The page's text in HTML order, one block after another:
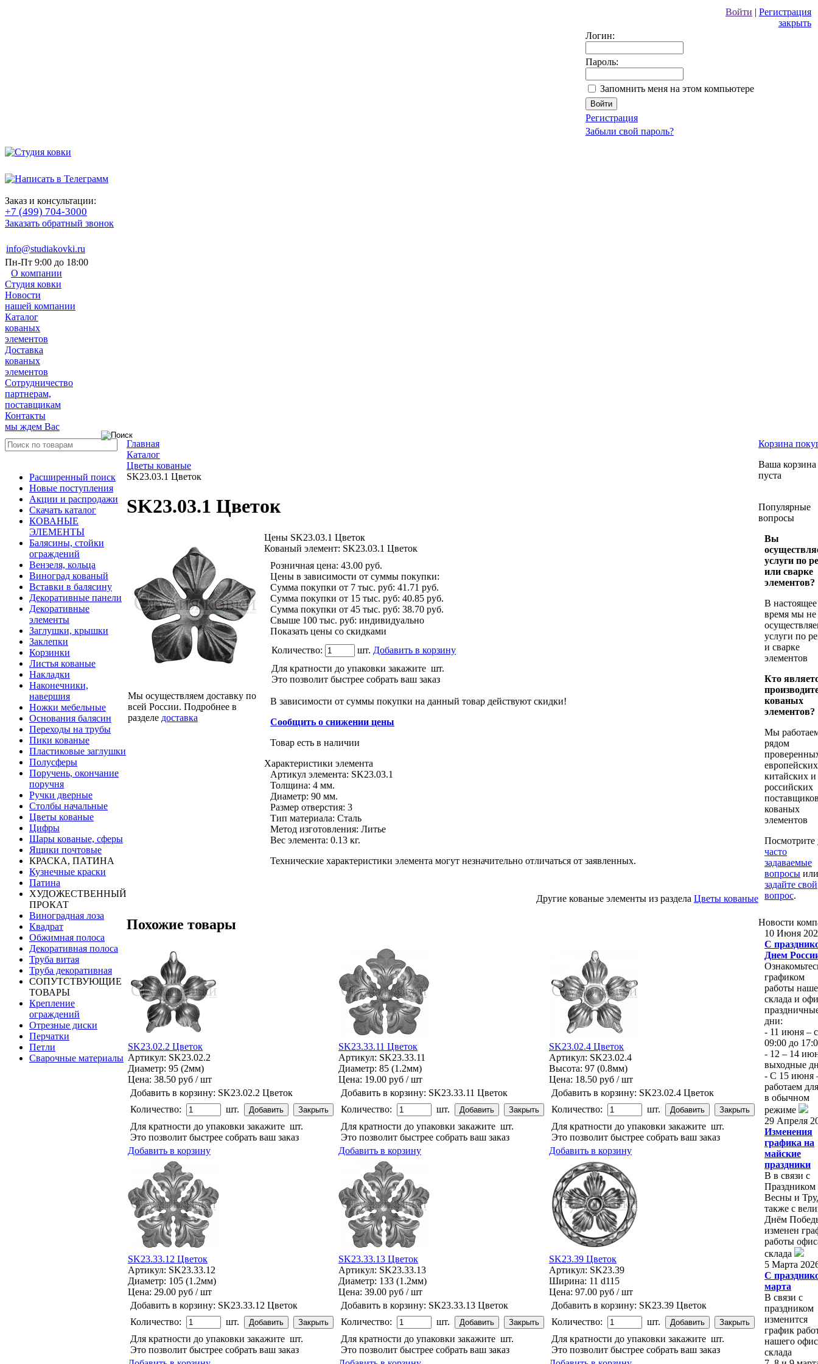
Войти | Регистрация
закрыть
Логин:
Пароль:
Запомнить меня на этом компьютере
Регистрация
Забыли свой пароль?
Заказ и консультации:
+7 (499) 704-3000
Заказать обратный звонок
info@studiakovki.ru
Пн-Пт 9:00 до 18:00
О компании
Студия ковки
Новости
нашей компании
Каталог
кованых
элементов
Доставка
кованых
элементов
Сотрудничество
партнерам,
поставщикам
Контакты
мы ждем Вас
Расширенный поиск
Новые поступления
Акции и распродажи
Скачать каталог
КОВАНЫЕ
ЭЛЕМЕНТЫ
Балясины, стойки
ограждений
Вензеля, кольца
Виноград кованый
Вставки в балясину
Декоративные панели
Декоративные
элементы
Заглушки, крышки
Заклепки
Корзинки
Листья кованые
Накладки
Наконечники,
навершия
Ножки мебельные
Основания балясин
Переходы на трубы
Пики кованые
Пластиковые заглушки
Полусферы
Поручень, окончание
поручня
Ручки дверные
Столбы начальные
Цветы кованые
Цифры
Шары кованые, сферы
Ящики почтовые
КРАСКА, ПАТИНА
Кузнечные краски
Патина
ХУДОЖЕСТВЕННЫЙ
ПРОКАТ
Виноградная лоза
Квадрат
Обжимная полоса
Декоративная полоса
Труба витая
Труба декоративная
СОПУТСТВУЮЩИЕ
ТОВАРЫ
Крепление
ограждений
Отрезные диски
Перчатки
Петли
Сварочные материалы
Главная
Каталог
Цветы кованые
SK23.03.1 Цветок
SK23.03.1 Цветок
Мы осуществляем доставку по
всей России. Подробнее в
разделе доставка
Цены SK23.03.1 Цветок
Кованый элемент: SK23.03.1 Цветок
Розничная цена: 43.00 руб.
Цены в зависимости от суммы покупки:
Сумма покупки от 7 тыс. руб: 41.71 руб.
Сумма покупки от 15 тыс. руб: 40.85 руб.
Сумма покупки от 45 тыс. руб: 38.70 руб.
Свыше 100 тыс. руб: индивидуально
Показать цены со скидками
Количество:
шт. Добавить в корзину
Для кратности до упаковки закажите шт.
Это позволит быстрее собрать ваш заказ
В зависимости от суммы покупки на данный товар действуют скидки!
Сообщить о снижении цены
Товар есть в наличии
Характеристики элемента
Артикул элемента: SK23.03.1
Толщина: 4 мм.
Диаметр: 90 мм.
Размер отверстия: 3
Тип материала: Сталь
Метод изготовления: Литье
Вес элемента: 0.13 кг.
Технические характеристики элемента могут незначительно отличаться от заявленных.
Другие кованые элементы из раздела Цветы кованые
Похожие товары
SK23.02.2 Цветок
Артикул: SK23.02.2
Диаметр: 95 (2мм)
Цена: 38.50 руб / шт
Добавить в корзину: SK23.02.2 Цветок
Количество:
шт.
Для кратности до упаковки закажите шт.
Это позволит быстрее собрать ваш заказ
Добавить в корзину
SK23.33.11 Цветок
Артикул: SK23.33.11
Диаметр: 85 (1.2мм)
Цена: 19.00 руб / шт
Добавить в корзину: SK23.33.11 Цветок
Количество:
шт.
Для кратности до упаковки закажите шт.
Это позволит быстрее собрать ваш заказ
Добавить в корзину
SK23.02.4 Цветок
Артикул: SK23.02.4
Высота: 97 (0.8мм)
Цена: 18.50 руб / шт
Добавить в корзину: SK23.02.4 Цветок
Количество:
шт.
Для кратности до упаковки закажите шт.
Это позволит быстрее собрать ваш заказ
Добавить в корзину
SK23.33.12 Цветок
Артикул: SK23.33.12
Диаметр: 105 (1.2мм)
Цена: 29.00 руб / шт
Добавить в корзину: SK23.33.12 Цветок
Количество:
шт.
Для кратности до упаковки закажите шт.
Это позволит быстрее собрать ваш заказ
SK23.33.13 Цветок
Артикул: SK23.33.13
Диаметр: 133 (1.2мм)
Цена: 39.00 руб / шт
Добавить в корзину: SK23.33.13 Цветок
Количество:
шт.
Для кратности до упаковки закажите шт.
Это позволит быстрее собрать ваш заказ
SK23.39 Цветок
Артикул: SK23.39
Ширина: 11 d115
Цена: 97.00 руб / шт
Добавить в корзину: SK23.39 Цветок
Количество:
шт.
Для кратности до упаковки закажите шт.
Это позволит быстрее собрать ваш заказ
Корзина
Ваша корзина
пуста
Популярные
вопросы
Вы
услуги по
или сварке
элементов?
В настоящее
время мы не
услуги по
и сварке
элементов
Кто
кованых
элементов?
Мы
рядом
китайских и
российских
кованых
элементов
Посмотрите
часто
задаваемые
вопросы или
задайте свой
вопрос.
Новости
10 Июня
С
Днем
графиком
работы
склада и
дни:
- 11 июня – с
09:00 до
- 12 – 14
выходные
- С 15
работаем
в обычном
режиме
29 Апреля
Изменения
графика на
майские
праздники
В в связи с
Праздником
Весны и
также с
Днём
изменен
работы
склада
5 Марта
С
марта
В связи с
праздником
изменится
график
нашего
склада